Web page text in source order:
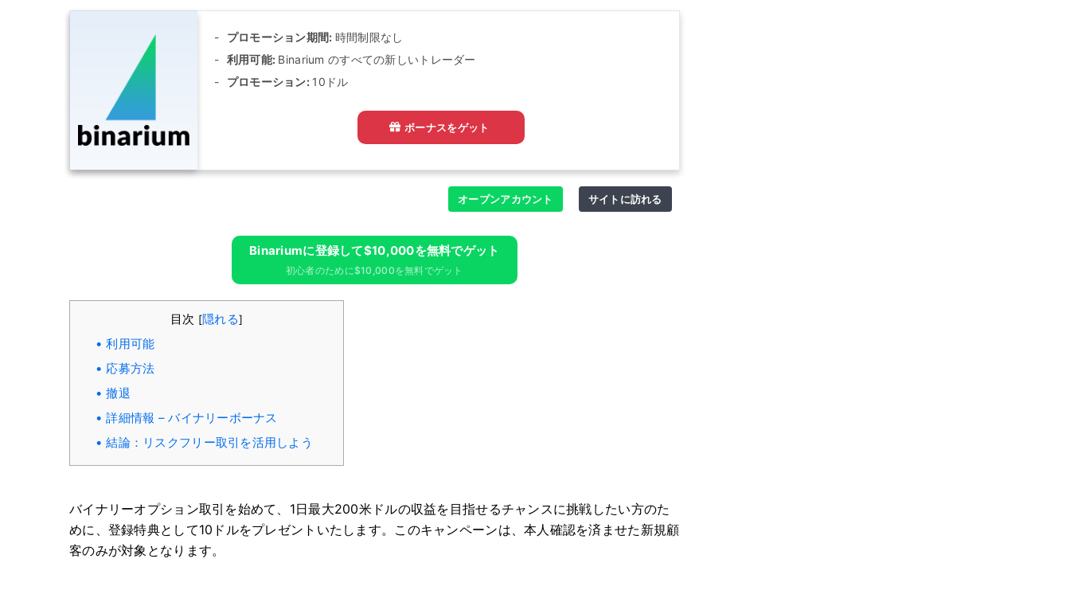
プロモーション期間: 時間制限なし
利用可能: Binarium のすべての新しいトレーダー
プロモーション: 10ドル
ボーナスをゲット
オープンアカウント サイトに訪れる
Binariumに​​登録して$10,000を無料でゲット
初心者のために$10,000を無料でゲット
目次 [隠れる]
利用可能
応募方法
撤退
詳細情報 – バイナリーボーナス
結論：リスクフリー取引を活用しよう
バイナリーオプション取引を始めて、1日最大200米ドルの収益を目指せるチャンスに挑戦したい方のた
めに、登録特典として10ドルをプレゼントいたします。このキャンペーンは、本人確認を済ませた新規顧
客のみが対象となります。